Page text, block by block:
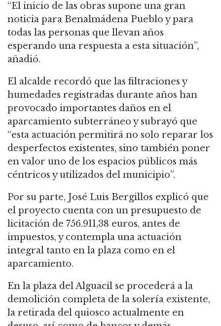
“El inicio de las obras supone una gran
noticia para Benalmádena Pueblo y para
todas las personas que llevan años
esperando una respuesta a esta situación”,
añadió.
El alcalde recordó que las filtraciones y
humedades registradas durante años han
provocado importantes daños en el
aparcamiento subterráneo y subrayó que
“esta actuación permitirá no solo reparar los
desperfectos existentes, sino también poner
en valor uno de los espacios públicos más
céntricos y utilizados del municipio”.
Por su parte, José Luis Bergillos explicó que
el proyecto cuenta con un presupuesto de
licitación de 756.911,38 euros, antes de
impuestos, y contempla una actuación
integral tanto en la plaza como en el
aparcamiento.
En la plaza del Alguacil se procederá a la
demolición completa de la solería existente,
la retirada del quiosco actualmente en